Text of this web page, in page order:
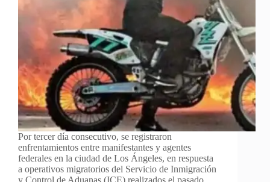
Por tercer día consecutivo, se registraron
enfrentamientos entre manifestantes y agentes
federales en la ciudad de Los Ángeles, en respuesta
a operativos migratorios del Servicio de Inmigración
y Control de Aduanas (ICE) realizados el pasado